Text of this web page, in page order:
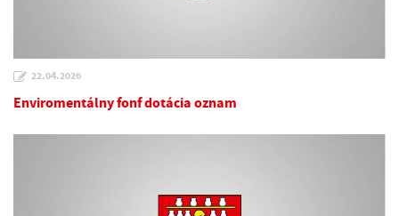
22.04.2026
Enviromentálny fonf dotácia oznam